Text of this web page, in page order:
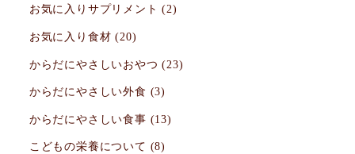
お気に入りサプリメント (2)
お気に入り食材 (20)
からだにやさしいおやつ (23)
からだにやさしい外食 (3)
からだにやさしい食事 (13)
こどもの栄養について (8)